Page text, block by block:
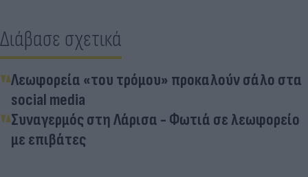
Διάβασε σχετικά
Λεωφορεία «του τρόμου» προκαλούν σάλο στα
social media
Συναγερμός στη Λάρισα - Φωτιά σε λεωφορείο
με επιβάτες